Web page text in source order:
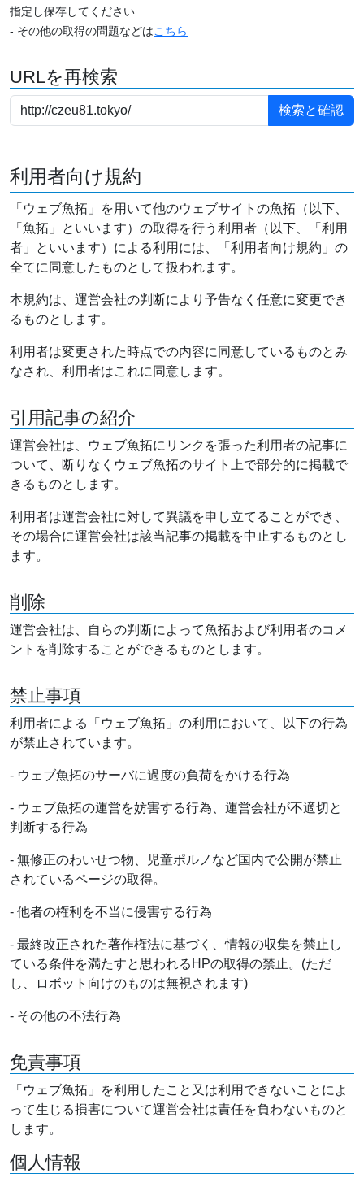
指定し保存してください
- その他の取得の問題などはこちら
URLを再検索
利用者向け規約
「ウェブ魚拓」を用いて他のウェブサイトの魚拓（以下、
「魚拓」といいます）の取得を行う利用者（以下、「利用
者」といいます）による利用には、「利用者向け規約」の
全てに同意したものとして扱われます。
本規約は、運営会社の判断により予告なく任意に変更でき
るものとします。
利用者は変更された時点での内容に同意しているものとみ
なされ、利用者はこれに同意します。
引用記事の紹介
運営会社は、ウェブ魚拓にリンクを張った利用者の記事に
ついて、断りなくウェブ魚拓のサイト上で部分的に掲載で
きるものとします。
利用者は運営会社に対して異議を申し立てることができ、
その場合に運営会社は該当記事の掲載を中止するものとし
ます。
削除
運営会社は、自らの判断によって魚拓および利用者のコメ
ントを削除することができるものとします。
禁止事項
利用者による「ウェブ魚拓」の利用において、以下の行為
が禁止されています。
- ウェブ魚拓のサーバに過度の負荷をかける行為
- ウェブ魚拓の運営を妨害する行為、運営会社が不適切と
判断する行為
- 無修正のわいせつ物、児童ポルノなど国内で公開が禁止
されているページの取得。
- 他者の権利を不当に侵害する行為
- 最終改正された著作権法に基づく、情報の収集を禁止し
ている条件を満たすと思われるHPの取得の禁止。(ただ
し、ロボット向けのものは無視されます)
- その他の不法行為
免責事項
「ウェブ魚拓」を利用したこと又は利用できないことによ
って生じる損害について運営会社は責任を負わないものと
します。
個人情報